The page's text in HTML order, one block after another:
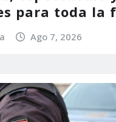
para toda la
Ago 7, 2026